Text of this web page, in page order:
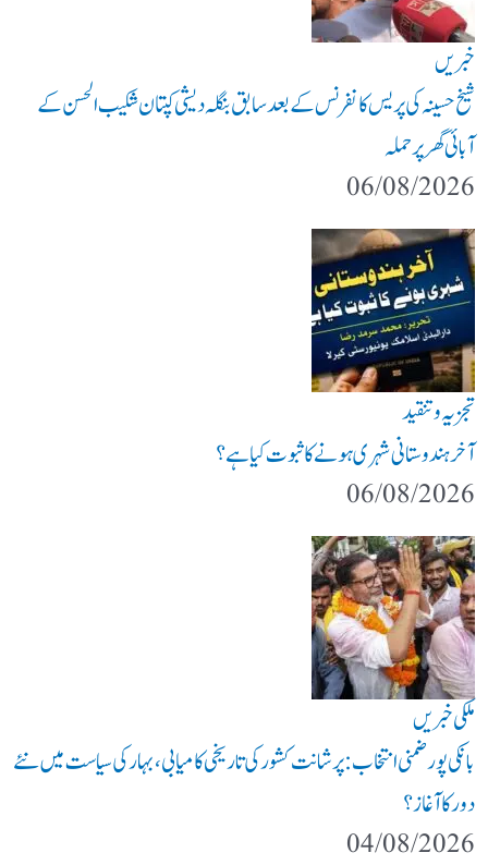
خبریں
شیخ حسینہ کی پریس کانفرنس کے بعد سابق بنگلہ دیشی کپتان شکیب الحسن کے
آبائی گھر پر حملہ
06/08/2026
تجزیہ و تنقید
آخر ہندوستانی شہری ہونے کا ثبوت کیا ہے؟
06/08/2026
ملکی خبریں
بانکی پور ضمنی انتخاب: پرشانت کشور کی تاریخی کامیابی، بہار کی سیاست میں نئے
دور کا آغاز؟
04/08/2026